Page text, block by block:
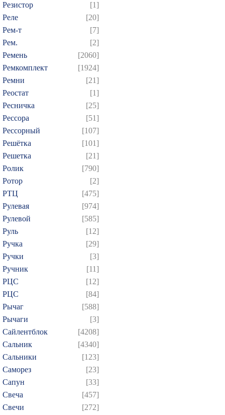
Резистор
[1]
Реле
[20]
Рем-т
[7]
Рем.
[2]
Ремень
[2060]
Ремкомплект
[1924]
Ремни
[21]
Реостат
[1]
Ресничка
[25]
Рессора
[51]
Рессорный
[107]
Решётка
[101]
Решетка
[21]
Ролик
[790]
Ротор
[2]
РТЦ
[475]
Рулевая
[974]
Рулевой
[585]
Руль
[12]
Ручка
[29]
Ручки
[3]
Ручник
[11]
РЦC
[12]
РЦС
[84]
Рычаг
[588]
Рычаги
[3]
Сайлентблок
[4208]
Сальник
[4340]
Сальники
[123]
Саморез
[23]
Сапун
[33]
Свеча
[457]
Свечи
[272]